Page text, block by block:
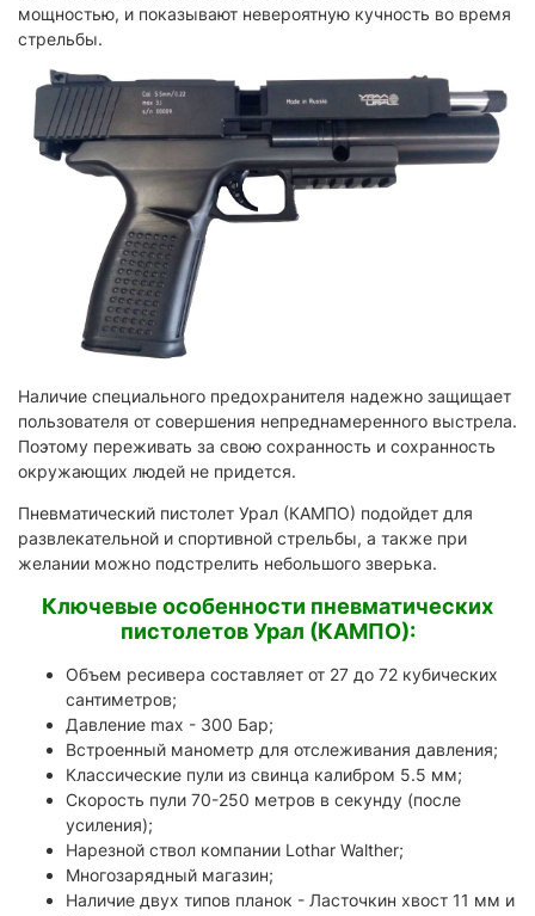
мощностью, и показывают невероятную кучность во время
стрельбы.
Наличие специального предохранителя надежно защищает
пользователя от совершения непреднамеренного выстрела.
Поэтому переживать за свою сохранность и сохранность
окружающих людей не придется.
Пневматический пистолет Урал (КАМПО) подойдет для
развлекательной и спортивной стрельбы, а также при
желании можно подстрелить небольшого зверька.
Ключевые особенности пневматических
пистолетов Урал (КАМПО):
Объем ресивера составляет от 27 до 72 кубических
сантиметров;
Давление max - 300 Бар;
Встроенный манометр для отслеживания давления;
Классические пули из свинца калибром 5.5 мм;
Скорость пули 70-250 метров в секунду (после
усиления);
Нарезной ствол компании Lothar Walther;
Многозарядный магазин;
Наличие двух типов планок - Ласточкин хвост 11 мм и